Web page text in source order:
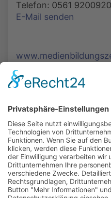
Telefon: 0561 9200920
E-Mail senden
Podcasts, Themen und
Entdecken Sie unser
und Demokratie -
verfügbar.